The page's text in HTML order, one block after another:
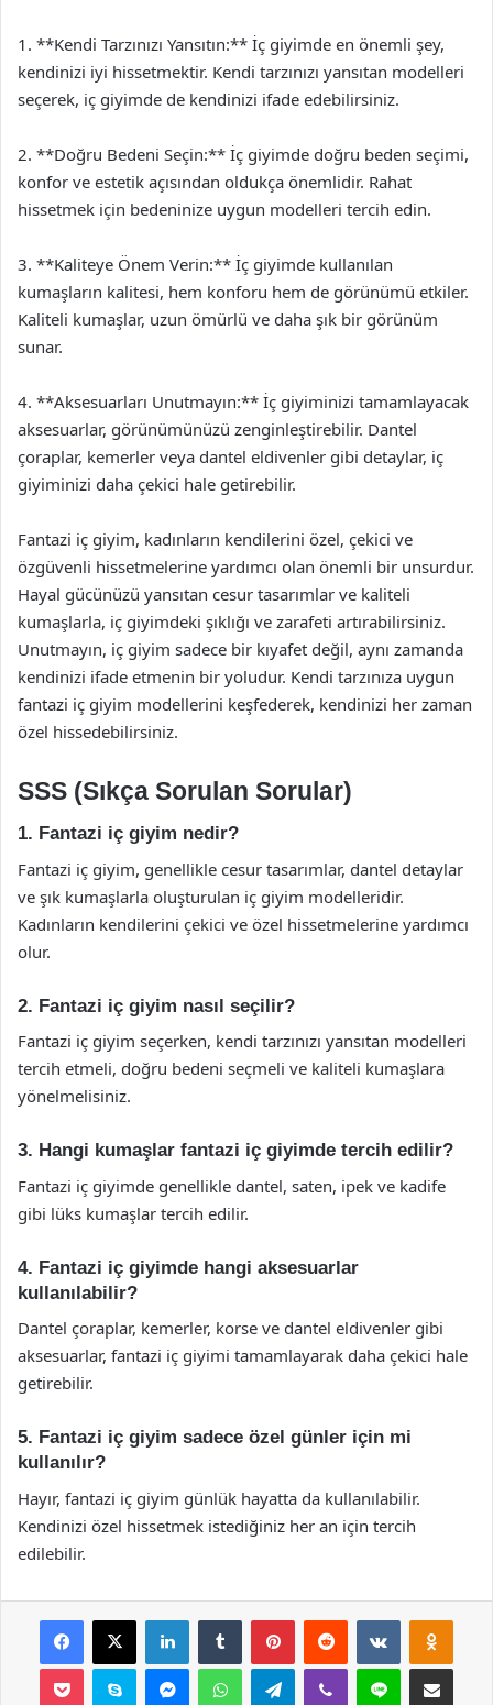
1. **Kendi Tarzınızı Yansıtın:** İç giyimde en önemli şey,
kendinizi iyi hissetmektir. Kendi tarzınızı yansıtan modelleri
seçerek, iç giyimde de kendinizi ifade edebilirsiniz.
2. **Doğru Bedeni Seçin:** İç giyimde doğru beden seçimi,
konfor ve estetik açısından oldukça önemlidir. Rahat
hissetmek için bedeninize uygun modelleri tercih edin.
3. **Kaliteye Önem Verin:** İç giyimde kullanılan
kumaşların kalitesi, hem konforu hem de görünümü etkiler.
Kaliteli kumaşlar, uzun ömürlü ve daha şık bir görünüm
sunar.
4. **Aksesuarları Unutmayın:** İç giyiminizi tamamlayacak
aksesuarlar, görünümünüzü zenginleştirebilir. Dantel
çoraplar, kemerler veya dantel eldivenler gibi detaylar, iç
giyiminizi daha çekici hale getirebilir.
Fantazi iç giyim, kadınların kendilerini özel, çekici ve
özgüvenli hissetmelerine yardımcı olan önemli bir unsurdur.
Hayal gücünüzü yansıtan cesur tasarımlar ve kaliteli
kumaşlarla, iç giyimdeki şıklığı ve zarafeti artırabilirsiniz.
Unutmayın, iç giyim sadece bir kıyafet değil, aynı zamanda
kendinizi ifade etmenin bir yoludur. Kendi tarzınıza uygun
fantazi iç giyim modellerini keşfederek, kendinizi her zaman
özel hissedebilirsiniz.
SSS (Sıkça Sorulan Sorular)
1. Fantazi iç giyim nedir?
Fantazi iç giyim, genellikle cesur tasarımlar, dantel detaylar
ve şık kumaşlarla oluşturulan iç giyim modelleridir.
Kadınların kendilerini çekici ve özel hissetmelerine yardımcı
olur.
2. Fantazi iç giyim nasıl seçilir?
Fantazi iç giyim seçerken, kendi tarzınızı yansıtan modelleri
tercih etmeli, doğru bedeni seçmeli ve kaliteli kumaşlara
yönelmelisiniz.
3. Hangi kumaşlar fantazi iç giyimde tercih edilir?
Fantazi iç giyimde genellikle dantel, saten, ipek ve kadife
gibi lüks kumaşlar tercih edilir.
4. Fantazi iç giyimde hangi aksesuarlar
kullanılabilir?
Dantel çoraplar, kemerler, korse ve dantel eldivenler gibi
aksesuarlar, fantazi iç giyimi tamamlayarak daha çekici hale
getirebilir.
5. Fantazi iç giyim sadece özel günler için mi
kullanılır?
Hayır, fantazi iç giyim günlük hayatta da kullanılabilir.
Kendinizi özel hissetmek istediğiniz her an için tercih
edilebilir.
Facebook
X LinkedInTumblr PinterestReddit VKontakte
Pocket Skype MessengerWhatsAppTelegramViber Line E-Posta ile